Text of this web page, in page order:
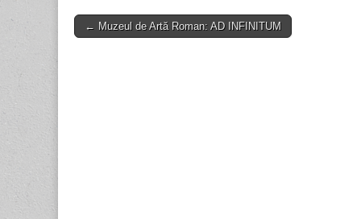
Post
← Muzeul de Artă Roman: AD INFINITUM